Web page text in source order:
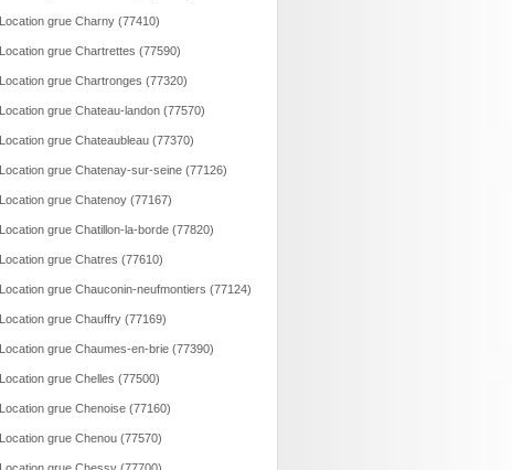
Location grue Charny (77410)
Location grue Chartrettes (77590)
Location grue Chartronges (77320)
Location grue Chateau-landon (77570)
Location grue Chateaubleau (77370)
Location grue Chatenay-sur-seine (77126)
Location grue Chatenoy (77167)
Location grue Chatillon-la-borde (77820)
Location grue Chatres (77610)
Location grue Chauconin-neufmontiers (77124)
Location grue Chauffry (77169)
Location grue Chaumes-en-brie (77390)
Location grue Chelles (77500)
Location grue Chenoise (77160)
Location grue Chenou (77570)